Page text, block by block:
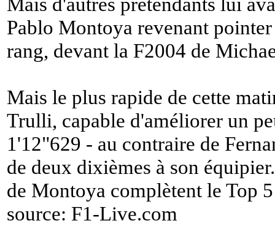
Pablo Montoya revenant
rang, devant la F2004 de
Mais le plus rapide de cette
Trulli, capable d'améliorer un
1'12"629 - au contraire de
de deux dixièmes à son
de Montoya complètent le Top
source: F1-Live.com